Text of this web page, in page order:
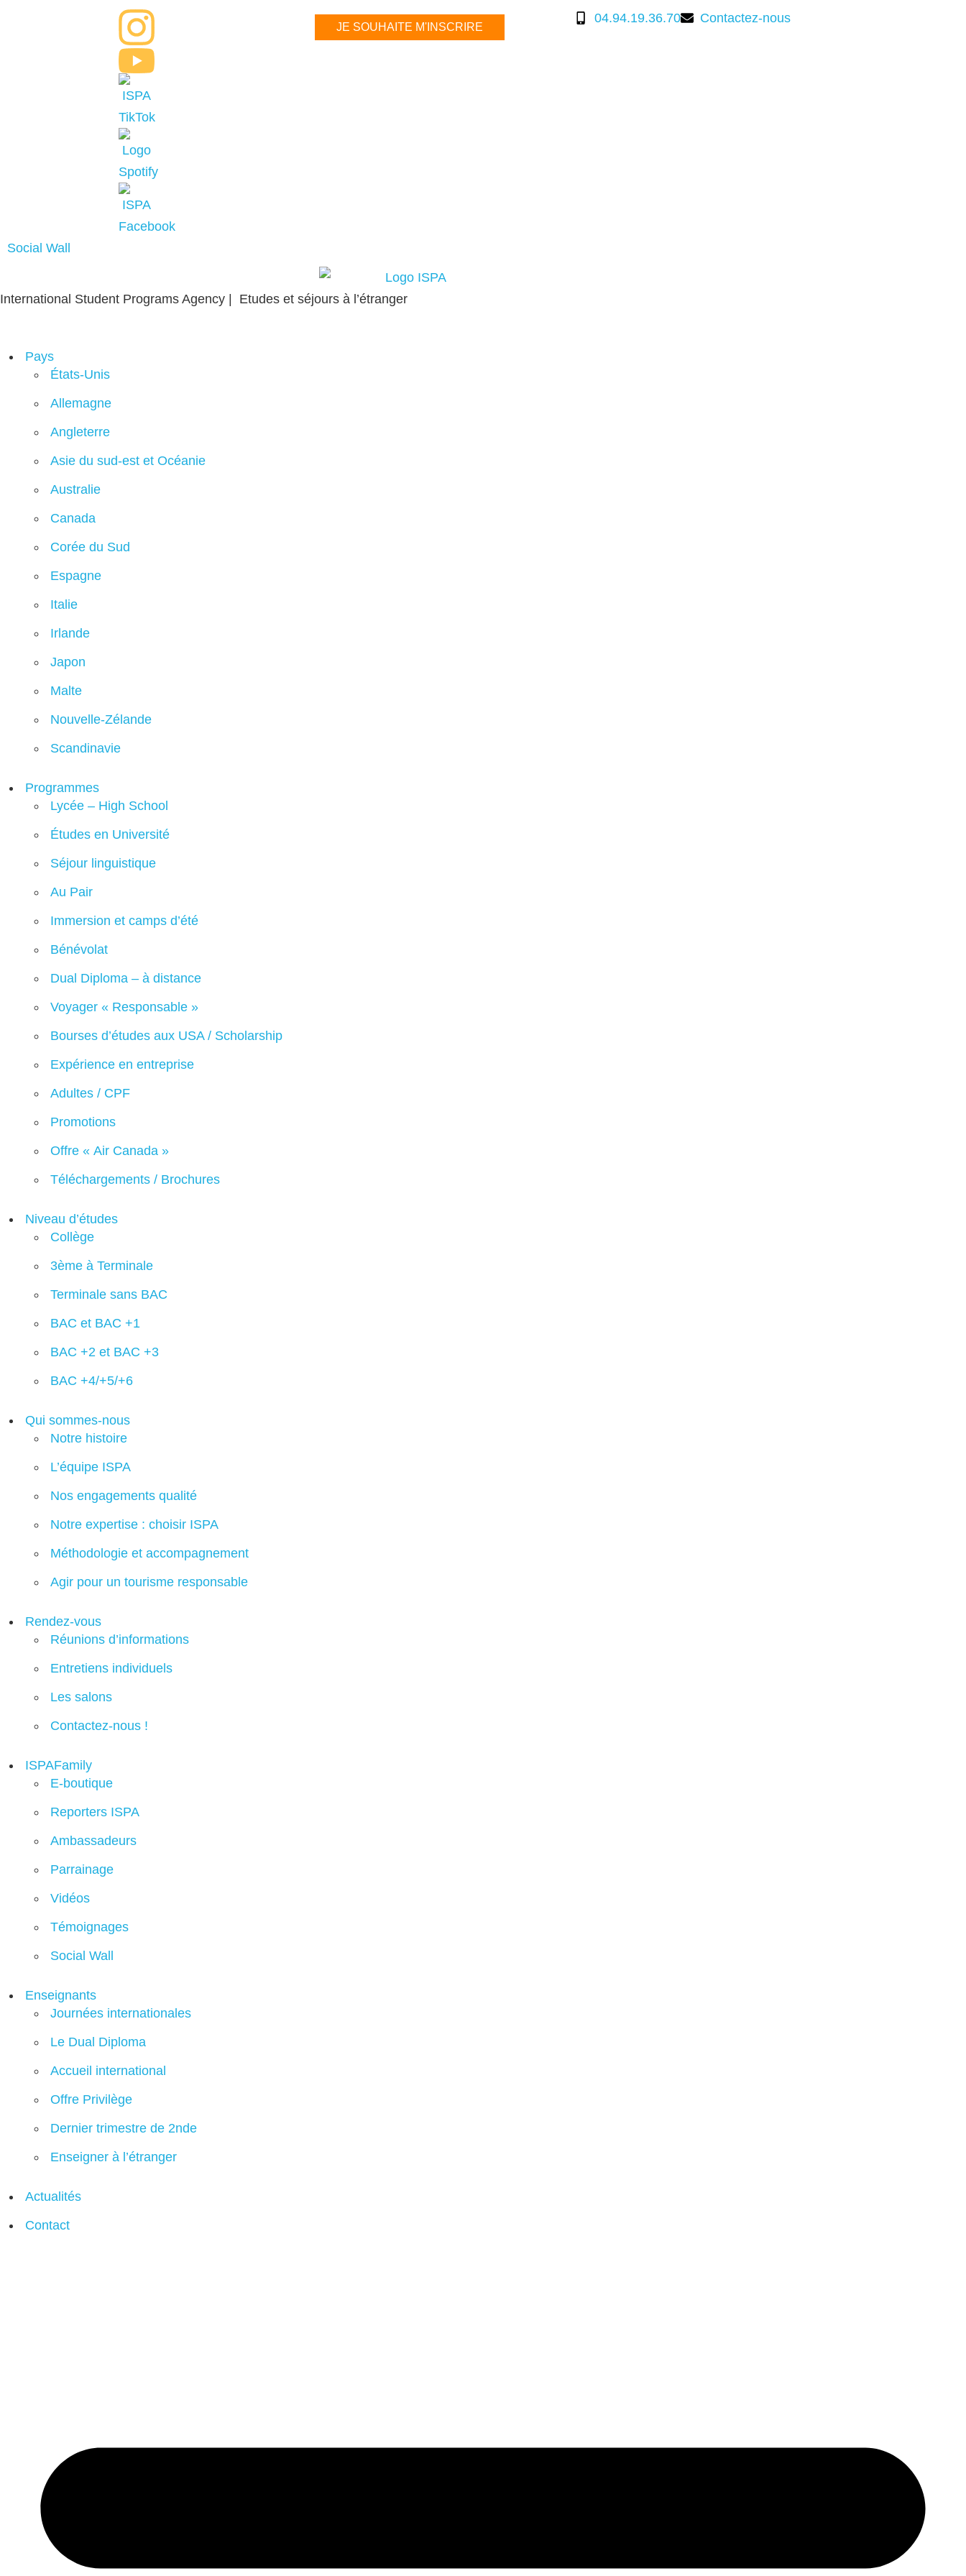
Social Wall
JE SOUHAITE M'INSCRIRE
04.94.19.36.70 Contactez-nous
International Student Programs Agency | Etudes et séjours à l’étranger
Pays
États-Unis
Allemagne
Angleterre
Asie du sud-est et Océanie
Australie
Canada
Corée du Sud
Espagne
Italie
Irlande
Japon
Malte
Nouvelle-Zélande
Scandinavie
Programmes
Lycée – High School
Études en Université
Séjour linguistique
Au Pair
Immersion et camps d’été
Bénévolat
Dual Diploma – à distance
Voyager « Responsable »
Bourses d’études aux USA / Scholarship
Expérience en entreprise
Adultes / CPF
Promotions
Offre « Air Canada »
Téléchargements / Brochures
Niveau d’études
Collège
3ème à Terminale
Terminale sans BAC
BAC et BAC +1
BAC +2 et BAC +3
BAC +4/+5/+6
Qui sommes-nous
Notre histoire
L’équipe ISPA
Nos engagements qualité
Notre expertise : choisir ISPA
Méthodologie et accompagnement
Agir pour un tourisme responsable
Rendez-vous
Réunions d’informations
Entretiens individuels
Les salons
Contactez-nous !
ISPAFamily
E-boutique
Reporters ISPA
Ambassadeurs
Parrainage
Vidéos
Témoignages
Social Wall
Enseignants
Journées internationales
Le Dual Diploma
Accueil international
Offre Privilège
Dernier trimestre de 2nde
Enseigner à l’étranger
Actualités
Contact